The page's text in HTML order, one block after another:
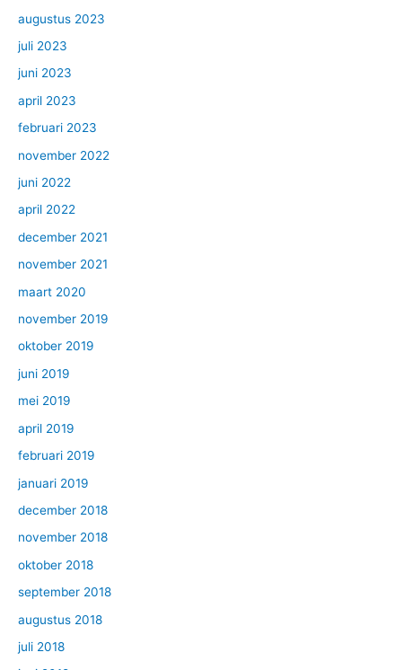
augustus 2023
juli 2023
juni 2023
april 2023
februari 2023
november 2022
juni 2022
april 2022
december 2021
november 2021
maart 2020
november 2019
oktober 2019
juni 2019
mei 2019
april 2019
februari 2019
januari 2019
december 2018
november 2018
oktober 2018
september 2018
augustus 2018
juli 2018